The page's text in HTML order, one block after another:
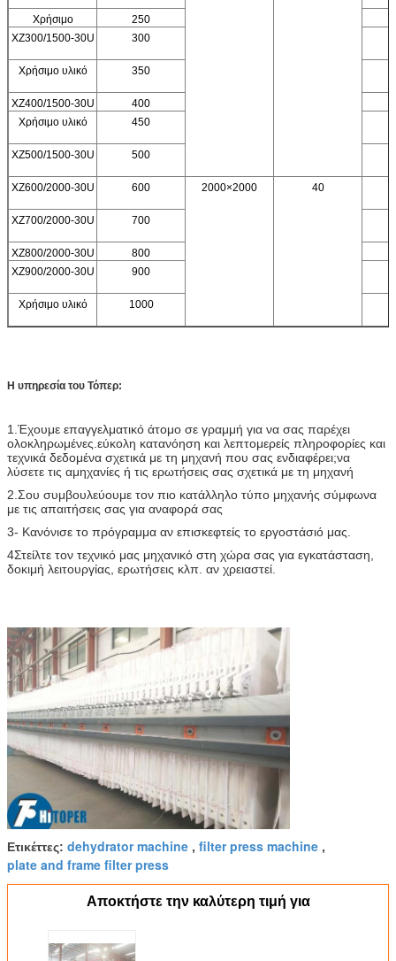
Χρήσιμο 250
XZ300/1500-30U
300
Χρήσιμο υλικό 350
XZ400/1500-30U 400
Χρήσιμο υλικό
450
XZ500/1500-30U 500
XZ600/2000-30U 600 2000×2000 40
XZ700/2000-30U 700
XZ800/2000-30U 800
XZ900/2000-30U
900
Χρήσιμο υλικό 1000
Η υπηρεσία του Τόπερ:
1.Έχουμε επαγγελματικό άτομο σε γραμμή για να σας παρέχει
ολοκληρωμένες.εύκολη κατανόηση και λεπτομερείς πληροφορίες και
τεχνικά δεδομένα σχετικά με τη μηχανή που σας ενδιαφέρει;να
λύσετε τις αμηχανίες ή τις ερωτήσεις σας σχετικά με τη μηχανή
2.Σου συμβουλεύουμε τον πιο κατάλληλο τύπο μηχανής σύμφωνα
με τις απαιτήσεις σας για αναφορά σας
3- Κανόνισε το πρόγραμμα αν επισκεφτείς το εργοστάσιό μας.
4Στείλτε τον τεχνικό μας μηχανικό στη χώρα σας για εγκατάσταση,
δοκιμή λειτουργίας, ερωτήσεις κλπ. αν χρειαστεί.
Ετικέττες: dehydrator machine , filter press machine ,
plate and frame filter press
Αποκτήστε την καλύτερη τιμή για